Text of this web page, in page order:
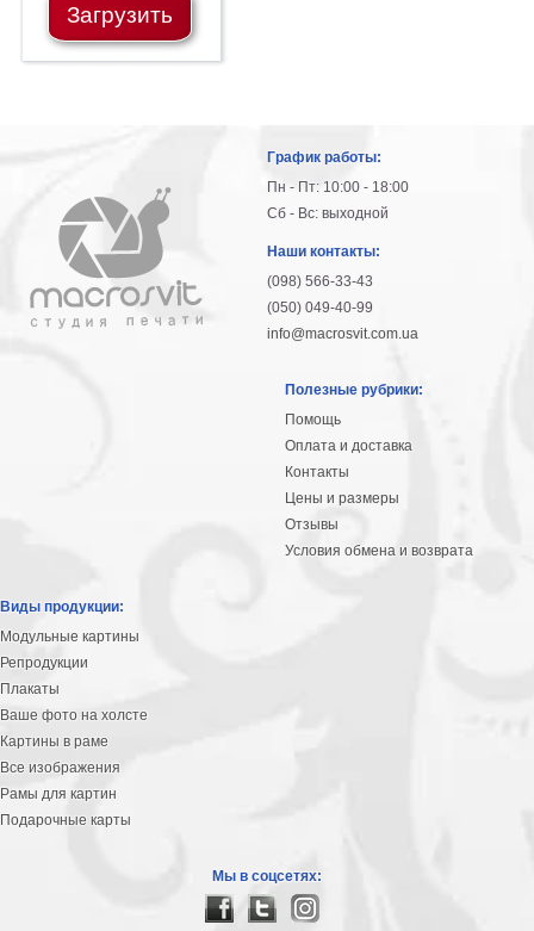
Загрузить
График работы:
Пн - Пт: 10:00 - 18:00
Сб - Вс: выходной
Наши контакты:
(098) 566-33-43
(050) 049-40-99
info@macrosvit.com.ua
Полезные рубрики:
Помощь
Оплата и доставка
Контакты
Цены и размеры
Отзывы
Условия обмена и возврата
Виды продукции:
Модульные картины
Репродукции
Плакаты
Ваше фото на холсте
Картины в раме
Все изображения
Рамы для картин
Подарочные карты
Мы в соцсетях: